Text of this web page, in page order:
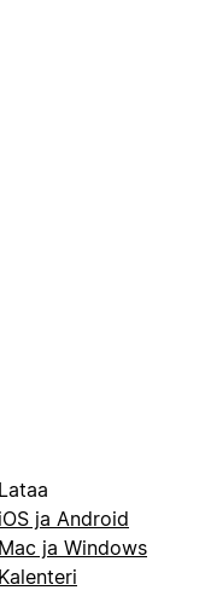
Lataa
iOS ja Android
Mac ja Windows
Kalenteri